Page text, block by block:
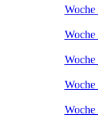
Woche
Woche
Woche
Woche
Woche